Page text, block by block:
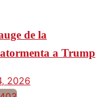
de la
a Trump
2026